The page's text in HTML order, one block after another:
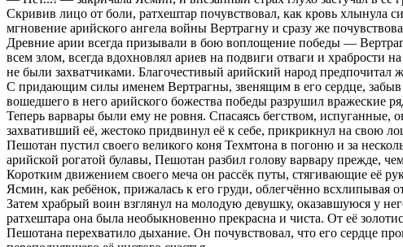
Скривив лицо от боли, ратхештар почувствовал, как кровь хлынула
мгновение арийского ангела войны Вертрагну и сразу же
Древние арии всегда призывали в бою воплощение победы —
всем злом, всегда вдохновлял ариев на подвиги отваги и
не были захватчиками. Благочестивый арийский народ предпочитал
С придающим силы именем Вертрагны, звенящим в его сердце, забыв
вошедшего в него арийского божества победы разрушил вражеские
Теперь варвары были ему не ровня. Спасаясь бегством, испуганные,
захвативший её, жестоко придвинул её к себе, прикрикнул на свою
Пешотан пустил своего великого коня Техмтона в погоню и за
арийской рогатой булавы, Пешотан разбил голову варвару прежде,
Коротким движением своего меча он рассёк путы, стягивающие её
Ясмин, как ребёнок, прижалась к его груди, облегчённо всхлипывая
Затем храбрый воин взглянул на молодую девушку, оказавшуюся у
ратхештара она была необыкновенно прекрасна и чиста. От её
Пешотана перехватило дыхание. Он почувствовал, что его сердце